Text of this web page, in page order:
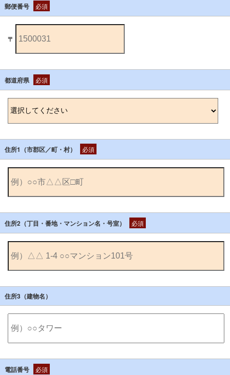
郵便番号 必須
〒
都道府県 必須
住所1（市郡区／町・村） 必須
住所2（丁目・番地・マンション名・号室） 必須
住所3（建物名）
電話番号 必須